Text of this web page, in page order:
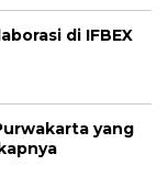
di IFBEX
yang